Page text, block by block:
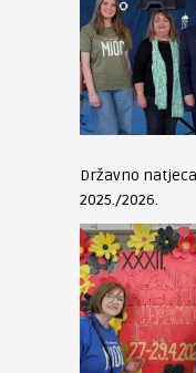
Državno
2025./2026.